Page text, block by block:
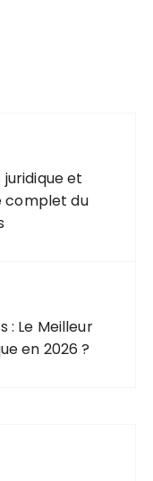
et
complet du
: Le Meilleur
en 2026 ?